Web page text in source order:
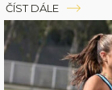
ČÍST DÁLE